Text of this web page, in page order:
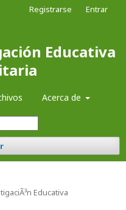
Educativa
Acerca de
Registrarse Entrar
Educativa